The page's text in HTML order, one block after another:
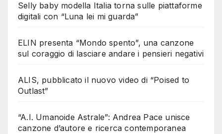
Selly baby modella Italia torna sulle piattaforme
digitali con “Luna lei mi guarda”
ELIN presenta “Mondo spento”, una canzone
sul coraggio di lasciare andare i pensieri negativi
ALIS, pubblicato il nuovo video di “Poised to
Outlast”
“A.I. Umanoide Astrale”: Andrea Pace unisce
canzone d’autore e ricerca contemporanea